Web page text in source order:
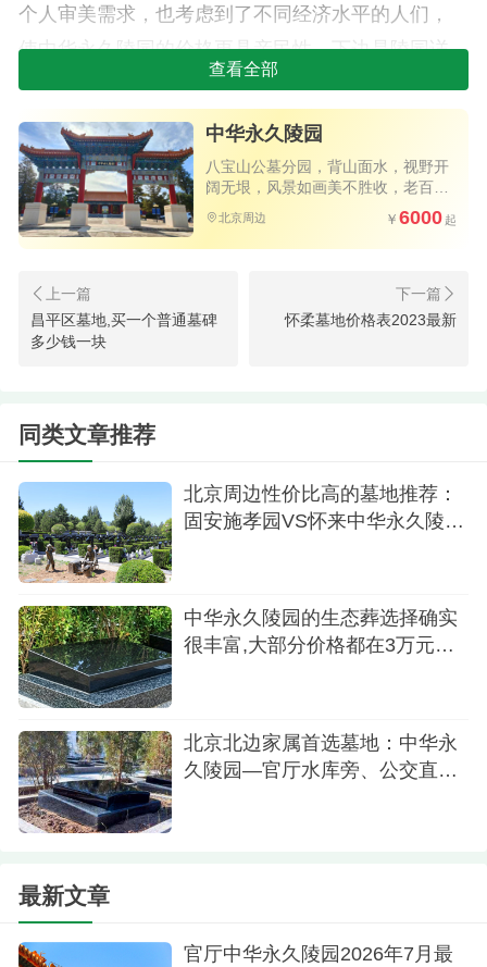
个人审美需求，也考虑到了不同经济水平的人们，
使中华永久陵园的价格更具亲民性。下边是陵园详
细价格如下：
（1）中华永久陵园卧碑价格：8800元
（2）中华永久陵园草坪葬价格：16800元
（3）中华永久陵园树葬价格1万-2万（单双
（4）中华永久陵园立碑1价格：2万左右-8万左
右（20余款可选）
陵园周边交通便利，公共交通覆盖广泛。如果
南辛堡镇），在陵园附近站点下车后，按照地图指
引轻松到达。另外，选择高铁也是一种便捷的方
式，从北京北站（西直门）或清河站出发，到达东
花园北站下车，然后根据标识前行即可抵达中华永
久陵园。
中华永久陵园以其美丽的环境、多样化的选择
和贴心的服务吸引着越来越多的人们。这里不仅是
永恒的安息之地，更是一片充满敬意和温馨的园
地，为每位安眠者打造了一个永远的家园。
查看全部
中华永久陵园
八宝山公墓分园，背山面水，视野开
阔无垠，风景如画美不胜收，老百姓
买得起的优质公墓，公交直达园区大
门，祭扫方便
北京周边 6000
昌平区墓地,买一个普通墓碑
多少钱一块
怀柔墓地价格表2023最新
同类文章推荐
北京周边性价比高的墓地推荐：
固安施孝园VS怀来中华永久陵
中华永久陵园的生态葬选择确实
很丰富,大部分价格都在3万元预
北京北边家属首选墓地：中华永
久陵园—官厅水库旁、公交直
最新文章
官厅中华永久陵园2026年7月最